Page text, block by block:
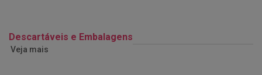
Descartáveis e Embalagens
Veja mais